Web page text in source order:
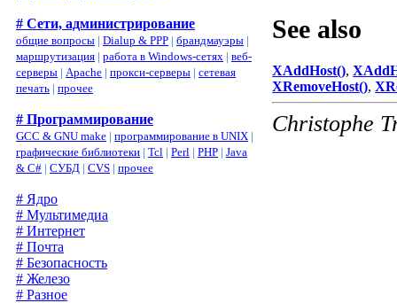
# Сети, администрирование
общие вопросы | Dialup & PPP | брандмауэры |
маршрутизация | работа в Windows-сетях | веб-
серверы | Apache | прокси-серверы | сетевая
печать | прочее
# Программирование
GCC & GNU make | программирование в UNIX |
графические библиотеки | Tcl | Perl | PHP | Java
& C# | СУБД | CVS | прочее
# Ядро
# Мультимедиа
# Интернет
# Почта
# Безопасность
# Железо
# Разное
See also
XAddHost(),
XRemoveHost(),
Christophe